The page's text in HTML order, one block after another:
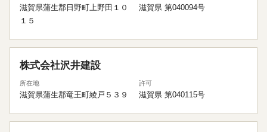
滋賀県蒲生郡日野町上野田１０
１５
滋賀県 第040094号
株式会社沢井建設
所在地
滋賀県蒲生郡竜王町綾戸５３９
許可
滋賀県 第040115号